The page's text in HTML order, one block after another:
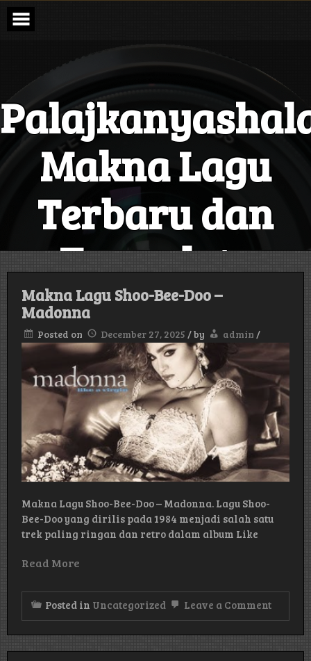
Skip
content
Makna Lagu
Terbaru dan
Terupdate
Setiap Hari
Makna Lagu Shoo-Bee-Doo –
Madonna
Posted on December 27, 2025 /by admin /
Makna Lagu Shoo-Bee-Doo – Madonna. Lagu Shoo-
Bee-Doo yang dirilis pada 1984 menjadi salah satu
trek paling ringan dan retro dalam album Like
Read More
Posted in Uncategorized Leave a Commenton
Shoo-
Bee-